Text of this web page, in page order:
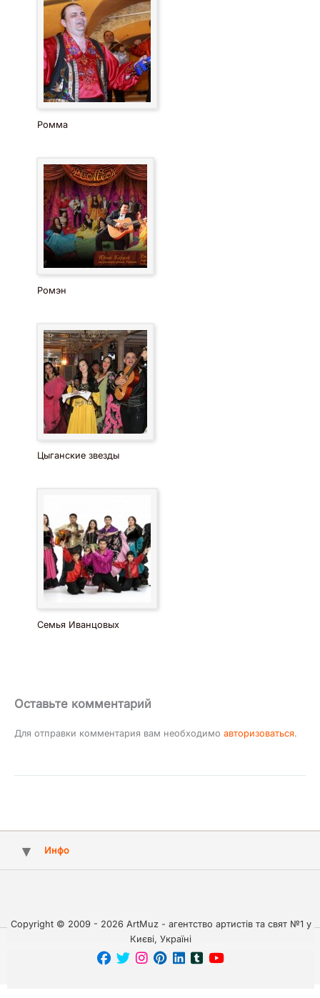
Ромма
Ромэн
Цыганские звезды
Семья Иванцовых
Оставьте комментарий
Для отправки комментария вам необходимо авторизоваться.
Инфо
Copyright © 2009 - 2026 ArtMuz - агентство артистів та свят №1 у
Києві, Україні